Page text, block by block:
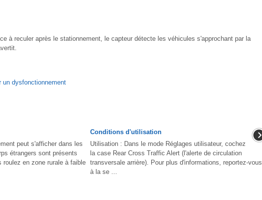
à reculer après le stationnement, le capteur détecte les véhicules s'approchant par la
un dysfonctionnement
peut s'afficher dans les
étrangers sont présents
roulez en zone rurale à faible
Conditions d'utilisation
Utilisation : Dans le mode Réglages utilisateur, cochez
la case Rear Cross Traffic Alert (l'alerte de circulation
transversale arrière). Pour plus d'informations, reportez-vous
à la se ...